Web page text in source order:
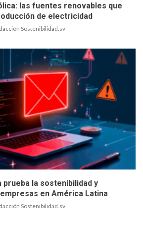
las fuentes renovables que
de electricidad
Sostenibilidad.sv
prueba la sostenibilidad y
en América Latina
Sostenibilidad.sv